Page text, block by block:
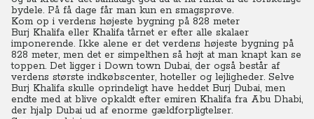
bydele. På få dage får man kun en smagsprøve.
Kom op i verdens højeste bygning på 828 meter
Burj Khalifa eller Khalifa tårnet er efter alle skalaer
imponerende. Ikke alene er det verdens højeste bygning på
828 meter, men det er simpelthen så højt at man knapt kan se
toppen. Det ligger i Down town Dubai, der også består af
verdens største indkøbscenter, hoteller og lejligheder. Selve
Burj Khalifa skulle oprindeligt have heddet Burj Dubai, men
endte med at blive opkaldt efter emiren Khalifa fra Abu Dhabi,
der hjalp Dubai ud af enorme gældforpligtelser.